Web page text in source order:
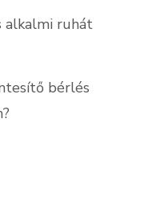
alkalmi ruhát
bérlés